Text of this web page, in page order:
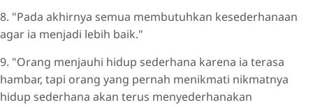
8. "Pada akhirnya semua membutuhkan kesederhanaan
agar ia menjadi lebih baik."
9. "Orang menjauhi hidup sederhana karena ia terasa
hambar, tapi orang yang pernah menikmati nikmatnya
hidup sederhana akan terus menyederhanakan